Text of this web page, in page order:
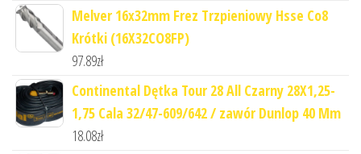
Melver 16x32mm Frez Trzpieniowy Hsse Co8
Krótki (16X32CO8FP)
97.89zł
Continental Dętka Tour 28 All Czarny 28X1,25-
1,75 Cala 32/47-609/642 / zawór Dunlop 40 Mm
18.08zł